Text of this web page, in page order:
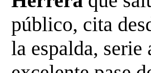
público, cita
la espalda, serie